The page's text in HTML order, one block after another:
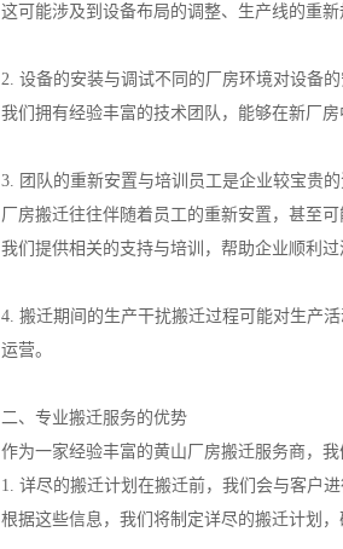
这可能涉及到设备布局的调整、生产线的重
2. 设备的安装与调试不同的厂房环境对设备的
我们拥有经验丰富的技术团队，能够在新厂
3. 团队的重新安置与培训员工是企业较宝贵的
厂房搬迁往往伴随着员工的重新安置，甚至
我们提供相关的支持与培训，帮助企业顺利过
4. 搬迁期间的生产干扰搬迁过程可能对生产
运营。
二、专业搬迁服务的优势
作为一家经验丰富的黄山厂房搬迁服务商，
1. 详尽的搬迁计划在搬迁前，我们会与客户
根据这些信息，我们将制定详尽的搬迁计划，